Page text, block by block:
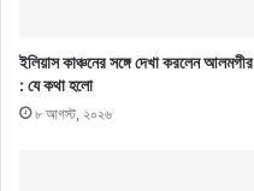
ইলিয়াস কাঞ্চনের সঙ্গে দেখা করলেন আলমগীর
: যে কথা হলো
৮ আগস্ট, ২০২৬